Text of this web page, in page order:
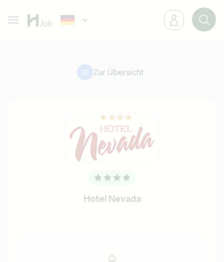
Zur Übersicht
Hotel Nevada